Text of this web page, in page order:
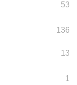
53
136
13
1